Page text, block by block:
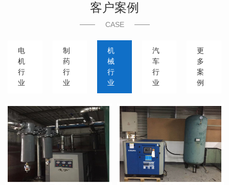
客户案例
CASE
电
机
行
业
制
药
行
业
机
械
行
业
汽
车
行
业
更
多
案
例